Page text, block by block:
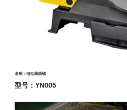
名称：电动曲线锯
型号： YN005